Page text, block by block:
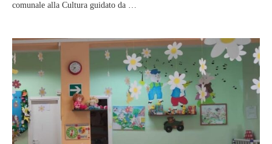
comunale alla Cultura guidato da …